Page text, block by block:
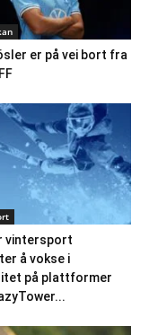
er på vei bort fra
vintersport
å vokse i
på plattformer